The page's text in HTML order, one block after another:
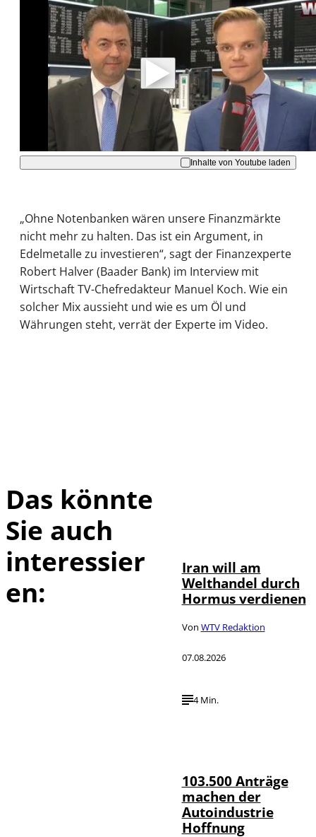
Mit der Wiedergabe dieses Videos werden
Daten an Youtube übertragen.
Hinweise dazu erhalten Sie in derDatenschutzerklärung.
Akzeptieren
Inhalte von Youtube laden
„Ohne Notenbanken wären unsere Finanzmärkte
nicht mehr zu halten. Das ist ein Argument, in
Edelmetalle zu investieren“, sagt der Finanzexperte
Robert Halver (Baader Bank) im Interview mit
Wirtschaft TV-Chefredakteur Manuel Koch. Wie ein
solcher Mix aussieht und wie es um Öl und
Währungen steht, verrät der Experte im Video.
Das könnte
Sie auch
interessier
en:
Iran will am
Welthandel durch
Hormus verdienen
Von WTV Redaktion
07.08.2026
4 Min.
103.500 Anträge
machen der
Autoindustrie
Hoffnung